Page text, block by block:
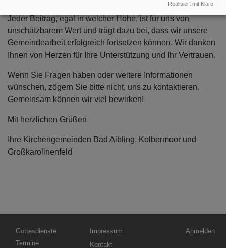
Jeder Beitrag, egal in welcher Höhe, ist für uns von
unschätzbarem Wert und trägt dazu bei, dass wir unsere
Gemeindearbeit erfolgreich fortsetzen können. Wir danken
Ihnen von Herzen für Ihre Unterstützung und Ihr Vertrauen.
Wenn Sie Fragen haben oder weitere Informationen
wünschen, zögern Sie bitte nicht, uns zu kontaktieren.
Gemeinsam können wir viel bewirken!
Mit herzlichen Grüßen
Ihre Kirchengemeinden Bad Aibling, Kolbermoor und
Großkarolinenfeld
Hauptnavigation
Gottesdienste
Termine
Fußbereichsmenü
Impressum
Kontakt
Anmelden
Realisiert mit Klaro!